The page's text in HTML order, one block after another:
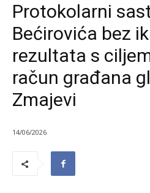
Protokolarni
Bećirovića bez
rezultata s
račun građana
Zmajevi
14/06/2026